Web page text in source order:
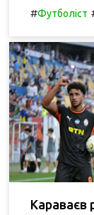
#Футболіст
Караваєв